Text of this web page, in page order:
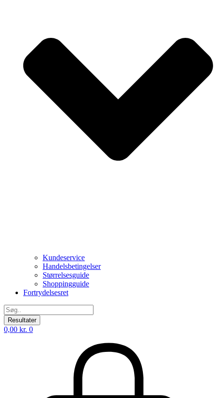
Kundeservice
Handelsbetingelser
Størrelsesguide
Shoppingguide
Fortrydelsesret
Search
...Resultater
0,00 kr. 0